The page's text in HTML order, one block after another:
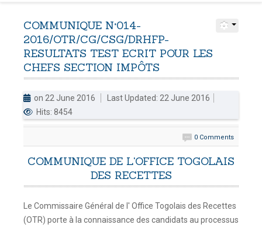
IMPÔTS
Le système fiscal
DOUANES
ACTUALITES
Toute l'actualité!
Toute la Documentation
COMMUNIQUE N°014-
2016/OTR/CG/CSG/DRHFP-
RESULTATS TEST ECRIT POUR LES
CHEFS SECTION IMPÔTS
on 22 June 2016
Last Updated: 22 June 2016
Hits: 8454
0 Comments
COMMUNIQUE DE L'OFFICE TOGOLAIS
DES RECETTES
Le Commissaire Général de l' Office Togolais des Recettes
(OTR) porte à la connaissance des candidats au processus